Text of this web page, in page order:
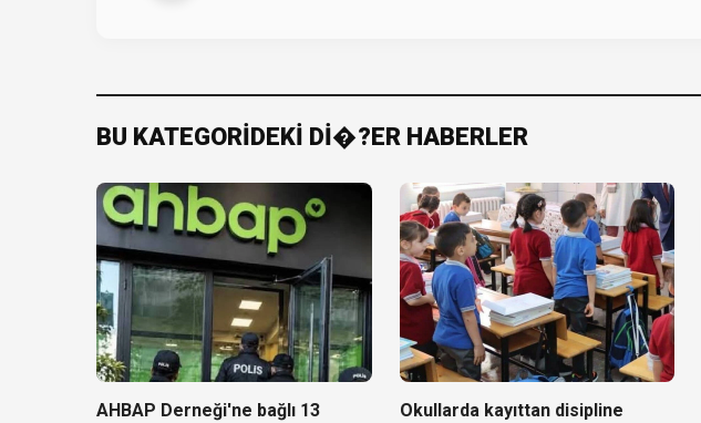
BU KATEGORİDEKİ Dİ�?ER HABERLER
AHBAP Derneği'ne bağlı 13
Okullarda kayıttan disipline